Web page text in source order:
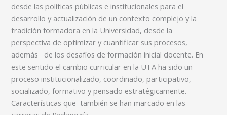
desde las políticas públicas e institucionales para el
desarrollo y actualización de un contexto complejo y la
tradición formadora en la Universidad, desde la
perspectiva de optimizar y cuantificar sus procesos,
además de los desafíos de formación inicial docente. En
este sentido el cambio curricular en la UTA ha sido un
proceso institucionalizado, coordinado, participativo,
socializado, formativo y pensado estratégicamente.
Características que también se han marcado en las